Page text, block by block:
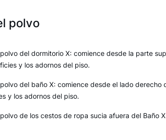
polvo
del dormitorio X: comience desde la parte
y los adornos del piso.
del baño X: comience desde el lado
y los adornos del piso.
de los cestos de ropa sucia afuera del Baño